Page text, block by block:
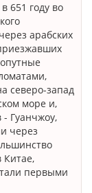
651 году во
арабских
северо-запад
море и,
- Гуанчжоу,
через
Китае,
первыми